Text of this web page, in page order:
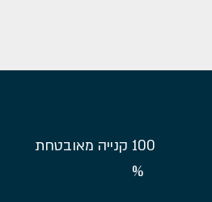
קנייה מאובטחת100
%